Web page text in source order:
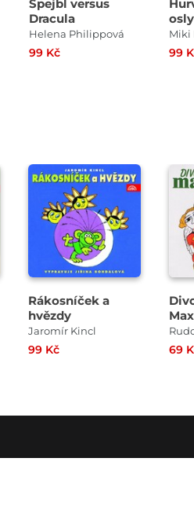
Spejbl versus
Dracula
Helena Philippová
99 Kč
osly
Miki
99
Rákosníček a
hvězdy
Jaromír Kincl
99 Kč
Přehrát
ukázku
69